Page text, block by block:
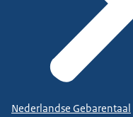
Nederlandse Gebarentaal